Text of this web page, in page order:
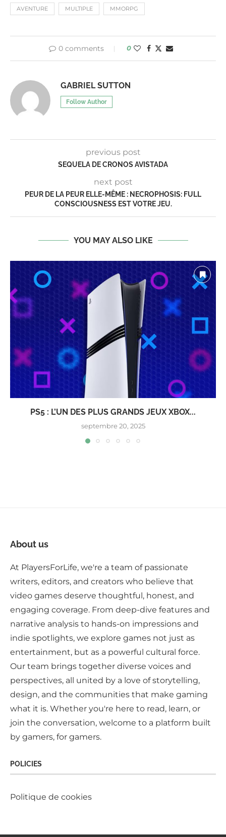
AVENTURE MULTIPLE MMORPG
0 comments 0
GABRIEL SUTTON
Follow Author
previous post
SEQUELA DE CRONOS AVISTADA
next post
PEUR DE LA PEUR ELLE-MÊME : NECROPHOSIS: FULL
CONSCIOUSNESS EST VOTRE JEU.
YOU MAY ALSO LIKE
PS5 : L’UN DES PLUS GRANDS JEUX XBOX...
septembre 20, 2025
About us
At PlayersForLife, we're a team of passionate
writers, editors, and creators who believe that
video games deserve thoughtful, honest, and
engaging coverage. From deep-dive features and
narrative analysis to hands-on impressions and
indie spotlights, we explore games not just as
entertainment, but as a powerful cultural force.
Our team brings together diverse voices and
perspectives, all united by a love of storytelling,
design, and the communities that make gaming
what it is. Whether you're here to read, learn, or
join the conversation, welcome to a platform built
by gamers, for gamers.
POLICIES
Politique de cookies